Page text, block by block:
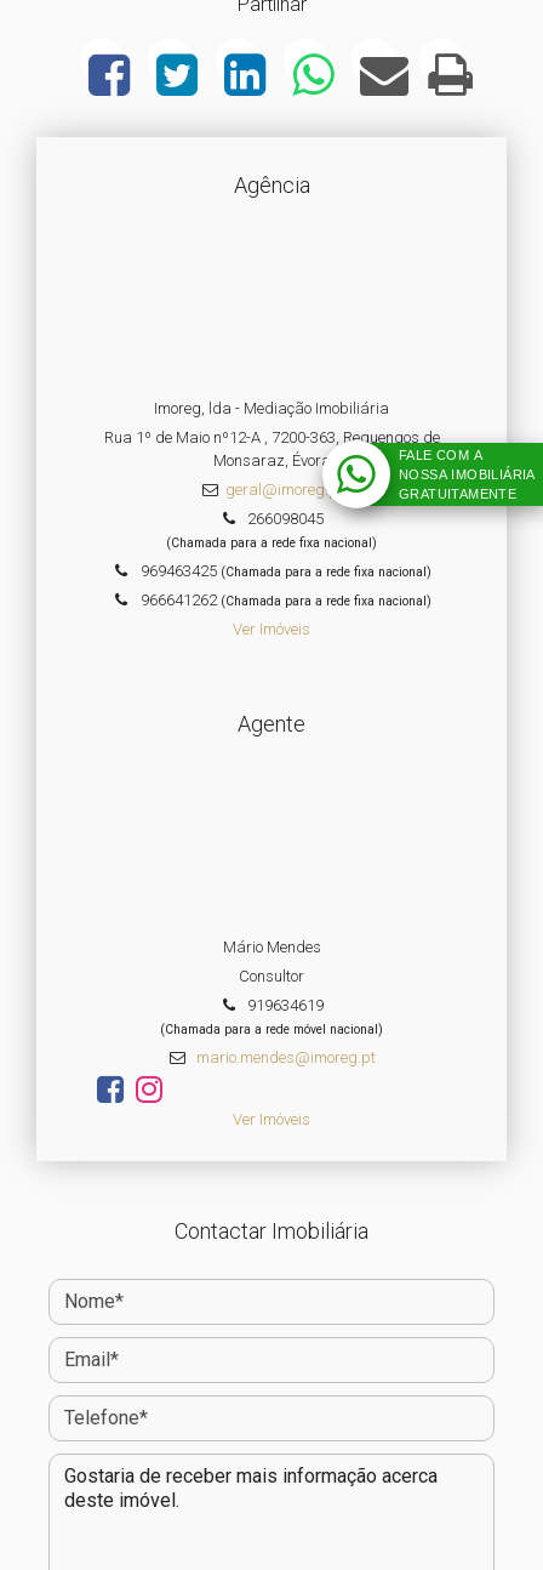
Agência
Imoreg, lda - Mediação Imobiliária
Rua 1º de Maio nº12-A , 7200-363, Reguengos de
Monsaraz, Évora
geral@imoreg.pt
266098045
(Chamada para a rede fixa nacional)
969463425(Chamada para a rede fixa nacional)
966641262(Chamada para a rede fixa nacional)
Ver Imóveis
Agente
Mário Mendes
Consultor
919634619
(Chamada para a rede móvel nacional)
mario.mendes@imoreg.pt
Ver Imóveis
Contactar Imobiliária
FALE COM A
NOSSA IMOBILIÁRIA
GRATUITAMENTE